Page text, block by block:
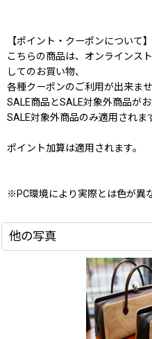
【ポイント・クーポンについて】
こちらの商品は、オンラインス
してのお買い物、
各種クーポンのご利用が出来ま
SALE商品とSALE対象外商品が
SALE対象外商品のみ適用されま
ポイント加算は適用されます。
※PC環境により実際とは色が異
他の写真